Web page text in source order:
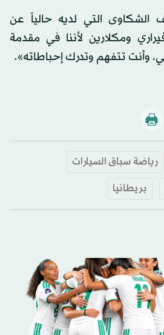
الشكاوى التي لديه حالياً عن
ومكلارين لأننا في مقدمة
وأنت تتفهم وتدرك إحباطاته».
رياضة سباق السيارات
بريطانيا